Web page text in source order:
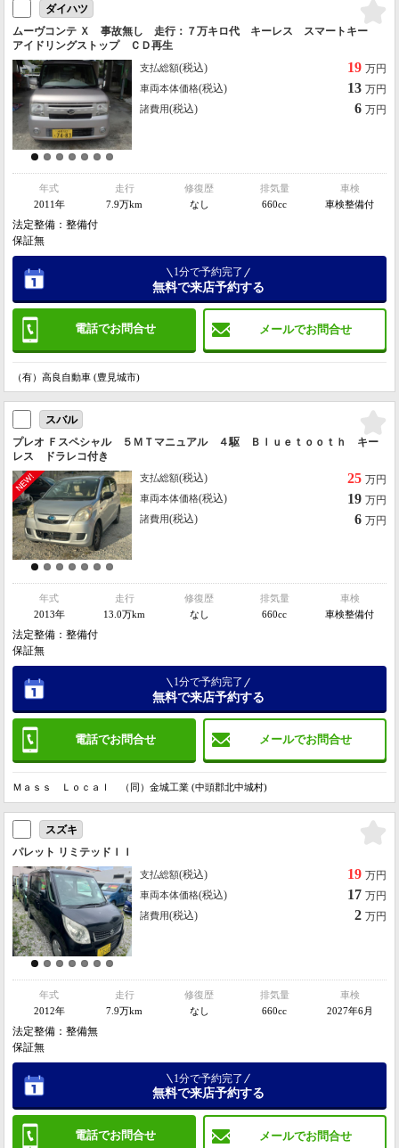
ダイハツ
ムーヴコンテ Ｘ 事故無し 走行：７万キロ代 キーレス スマートキー
アイドリングストップ ＣＤ再生
支払総額(税込) 19 万円
車両本体価格(税込) 13 万円
諸費用(税込) 6 万円
年式
2011年
走行
7.9万km
修復歴
なし
排気量
660cc
車検
車検整備付
法定整備：整備付
保証無
電話でお問合せ メールでお問合せ
1分で予約完了
無料で来店予約する
（有）高良自動車 (豊見城市)
スバル
プレオ Ｆスペシャル ５ＭＴマニュアル ４駆 Ｂｌｕｅｔｏｏｔｈ キー
レス ドラレコ付き
支払総額(税込) 25 万円
車両本体価格(税込) 19 万円
諸費用(税込) 6 万円
年式
2013年
走行
13.0万km
修復歴
なし
排気量
660cc
車検
車検整備付
法定整備：整備付
保証無
電話でお問合せ メールでお問合せ
1分で予約完了
無料で来店予約する
Ｍａｓｓ Ｌｏｃａｌ （同）金城工業 (中頭郡北中城村)
スズキ
パレット リミテッドＩＩ
支払総額(税込) 19 万円
車両本体価格(税込) 17 万円
諸費用(税込) 2 万円
年式
2012年
走行
7.9万km
修復歴
なし
排気量
660cc
車検
2027年6月
法定整備：整備無
保証無
電話でお問合せ メールでお問合せ
1分で予約完了
無料で来店予約する